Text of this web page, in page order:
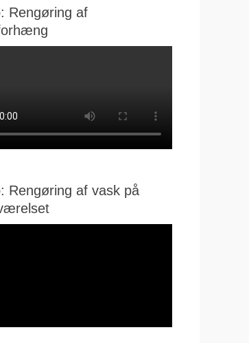
Rengøring af
Rengøring af vask på